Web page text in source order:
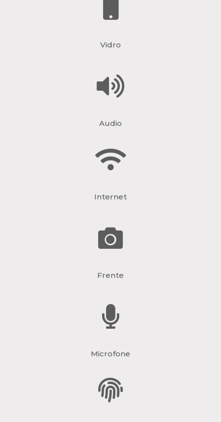
Vidro
Audio
Internet
Frente
Microfone